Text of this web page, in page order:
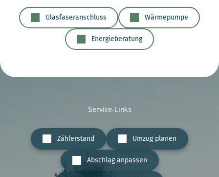
Glasfaseranschluss Wärmepumpe
Energieberatung
Service-Links
Zählerstand Umzug planen
Abschlag anpassen